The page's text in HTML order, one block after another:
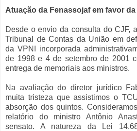
Atuação da Fenassojaf em favor
Desde o envio da consulta do CJF,
Tribunal de Contas da União em
da VPNI incorporada
de 1998 e 4 de setembro de 2001
entrega de memoriais aos ministros.
Na avaliação do diretor jurídico
muita tristeza que assistimos o
absorção dos quintos.
relatório do ministro Antônio
sensato. A natureza da Lei